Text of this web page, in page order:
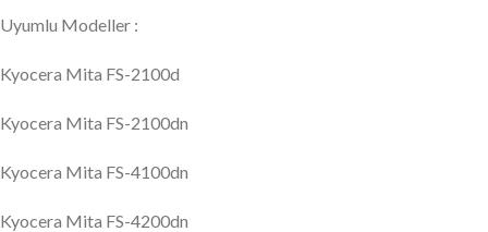
Uyumlu Modeller :
Kyocera Mita FS-2100d
Kyocera Mita FS-2100dn
Kyocera Mita FS-4100dn
Kyocera Mita FS-4200dn